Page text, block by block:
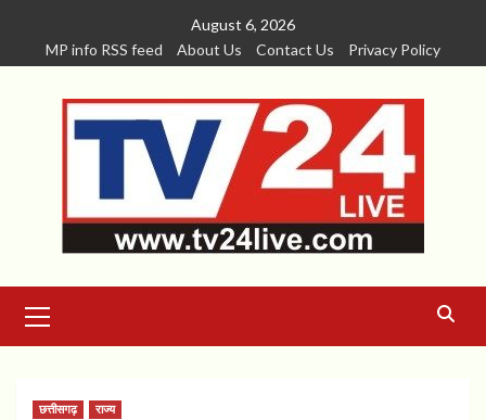
content
August 6, 2026
MP info RSS feed
About Us Contact Us Privacy Policy
Menu
छत्तीसगढ़ राज्य